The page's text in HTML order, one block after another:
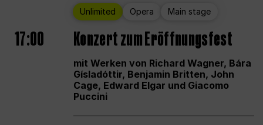
Unlimited Opera Main stage
17:00 Konzert zum Eröffnungsfest
mit Werken von Richard Wagner, Bára
Gísladóttir, Benjamin Britten, John
Cage, Edward Elgar und Giacomo
Puccini